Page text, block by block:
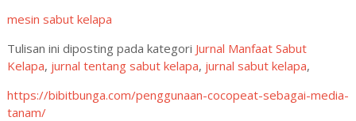
mesin sabut kelapa
Tulisan ini diposting pada kategori Jurnal Manfaat Sabut
Kelapa, jurnal tentang sabut kelapa, jurnal sabut kelapa,
https://bibitbunga.com/penggunaan-cocopeat-sebagai-media-
tanam/